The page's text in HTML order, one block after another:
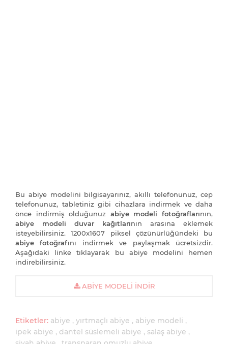
Bu abiye modelini bilgisayarınız, akıllı telefonunuz, cep
telefonunuz, tabletiniz gibi cihazlara indirmek ve daha
önce indirmiş olduğunuz abiye modeli fotoğraflarının,
abiye modeli duvar kağıtlarının arasına eklemek
isteyebilirsiniz. 1200x1607 piksel çözünürlüğündeki bu
abiye fotoğrafını indirmek ve paylaşmak ücretsizdir.
Aşağıdaki linke tıklayarak bu abiye modelini hemen
indirebilirsiniz.
ABIYE MODELI İNDIR
Etiketler: abiye yırtmaçlı abiye
abiye modeli
ipek abiye
dantel süslemeli abiye
salaş abiye